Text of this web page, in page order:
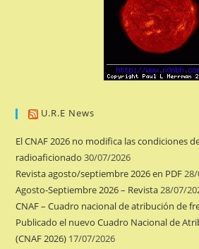
U.R.E News
El CNAF 2026 no modifica las condiciones
radioaficionado 30/07/2026
Revista agosto/septiembre 2026 en PDF
Agosto-Septiembre 2026 – Revista28/07/
CNAF – Cuadro nacional de atribución de
Publicado el nuevo Cuadro Nacional de
(CNAF 2026) 17/07/2026